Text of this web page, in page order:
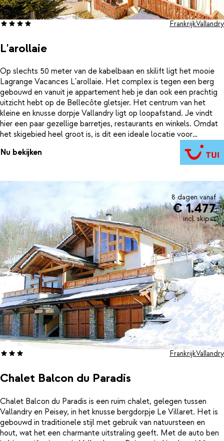
L'arollaie
FrankrijkVallandry
Op slechts 50 meter van de kabelbaan en skilift ligt het mooie
Lagrange Vacances L'arollaie. Het complex is tegen een berg
gebouwd en vanuit je appartement heb je dan ook een prachtig
uitzicht hebt op de Bellecôte gletsjer. Het centrum van het
kleine en knusse dorpje Vallandry ligt op loopafstand. Je vindt
hier een paar gezellige barretjes, restaurants en winkels. Omdat
het skigebied heel groot is, is dit een ideale locatie voor
gezinnen. Ga je lekker rustig skiën of langlaufen of zoek je meer
uitdaging en ga je liever snowboarden? Het is allemaal mogelijk
in het skigebied Paradiski. En na terugkomst in L'arollaie neem je
appartement in L'arollaie is van alle gemakken voorzien dus kook
je vanavond zelf of ga je voor gemak en wandel je naar één van
de restaurantjes in Vallandry?
Nu bekijken
8 dagen vanaf
€ 1.477
incl. skipas
Chalet Balcon du Paradis
FrankrijkVallandry
Chalet Balcon du Paradis is een ruim chalet, gelegen tussen
Vallandry en Peisey, in het knusse bergdorpje Le Villaret. Het is
gebouwd in traditionele stijl met gebruik van natuursteen en
hout, wat het een charmante uitstraling geeft. Met de auto ben